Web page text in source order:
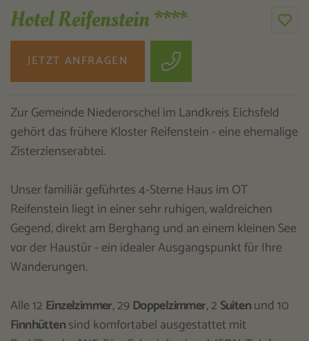
Hotel Reifenstein ****
JETZT ANFRAGEN
Zur Gemeinde Niederorschel im Landkreis Eichsfeld
gehört das frühere Kloster Reifenstein - eine ehemalige
Zisterzienserabtei.
Unser familiär geführtes 4-Sterne Haus im OT
Reifenstein liegt in einer sehr ruhigen, waldreichen
Gegend, direkt am Berghang und an einem kleinen See
vor der Haustür - ein idealer Ausgangspunkt für Ihre
Wanderungen.
Alle 12 Einzelzimmer, 29Doppelzimmer, 2 Suitenund 10
Finnhüttensind komfortabel ausgestattet mit